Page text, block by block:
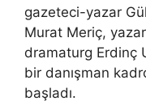
gazeteci-yazar
Murat Meriç,
dramaturg Erdinç
bir danışman
başladı.